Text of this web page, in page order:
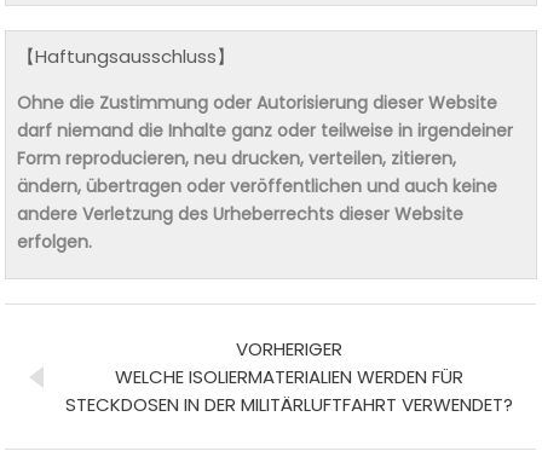
【Haftungsausschluss】
Ohne die Zustimmung oder Autorisierung dieser Website
darf niemand die Inhalte ganz oder teilweise in irgendeiner
Form reproducieren, neu drucken, verteilen, zitieren,
ändern, übertragen oder veröffentlichen und auch keine
andere Verletzung des Urheberrechts dieser Website
erfolgen.
VORHERIGER
WELCHE ISOLIERMATERIALIEN WERDEN FÜR
STECKDOSEN IN DER MILITÄRLUFTFAHRT VERWENDET?